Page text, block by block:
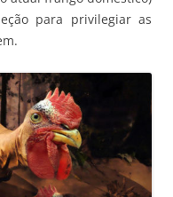
para privilegiar as